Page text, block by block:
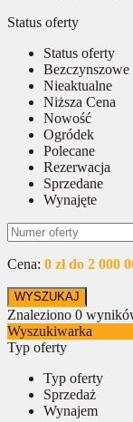
Status oferty
Status oferty
Bezczynszowe
Nieaktualne
Niższa Cena
Nowość
Ogródek
Polecane
Rezerwacja
Sprzedane
Wynajęte
Cena: 0 zł do 2 000
Znaleziono 0
Wyszukiwarka
Typ oferty
Typ oferty
Sprzedaż
Wynajem